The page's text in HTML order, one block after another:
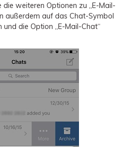
weiteren Optionen zu „E-Mail-
außerdem auf das Chat-Symbol
und die Option „E-Mail-Chat“